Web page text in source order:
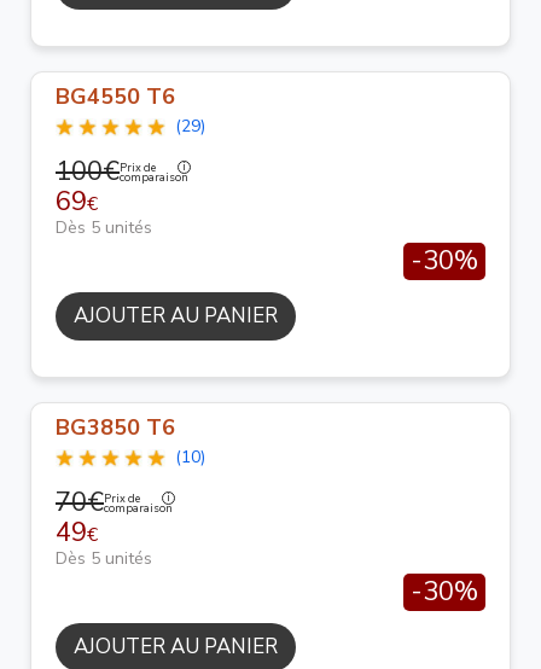
BG4550 T6
(29)
100€Prix de
comparaison
69€
Dès 5 unités
-30%
AJOUTER AU PANIER
BG3850 T6
(10)
70€Prix de
comparaison
49€
Dès 5 unités
-30%
AJOUTER AU PANIER